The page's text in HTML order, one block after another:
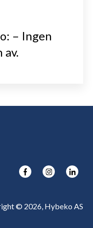
– Ingen
av.
© 2026, Hybeko AS